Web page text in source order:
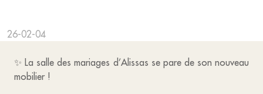
26-02-04
✨ La salle des mariages d’Alissas se pare de son nouveau
mobilier !